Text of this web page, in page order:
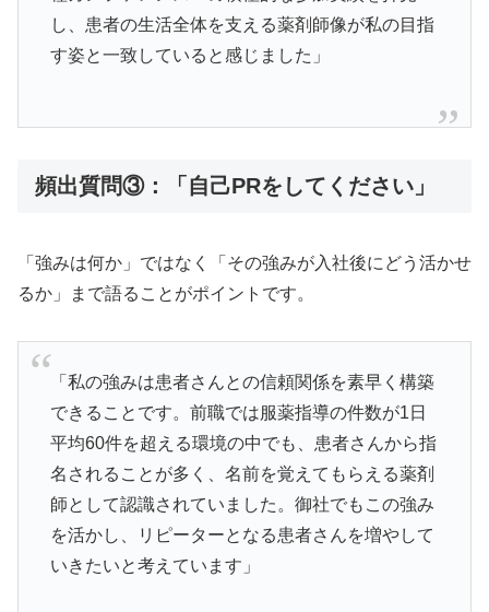
し、患者の生活全体を支える薬剤師像が私の目指
す姿と一致していると感じました」
頻出質問③：「自己PRをしてください」
「強みは何か」ではなく「その強みが入社後にどう活かせ
るか」まで語ることがポイントです。
「私の強みは患者さんとの信頼関係を素早く構築
できることです。前職では服薬指導の件数が1日
平均60件を超える環境の中でも、患者さんから指
名されることが多く、名前を覚えてもらえる薬剤
師として認識されていました。御社でもこの強み
を活かし、リピーターとなる患者さんを増やして
いきたいと考えています」